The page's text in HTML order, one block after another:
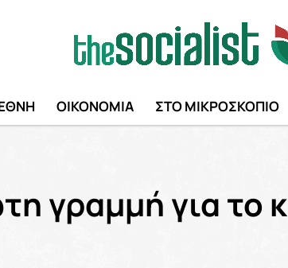
ΟΙΚΟΝΟΜΙΑ ΣΤΟ ΜΙΚΡΟΣΚΟΠΙΟ
γραμμή για το